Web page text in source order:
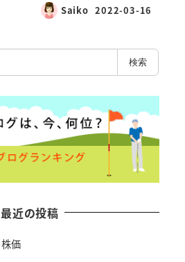
Saiko 2022-03-16
検索
最近の投稿
価